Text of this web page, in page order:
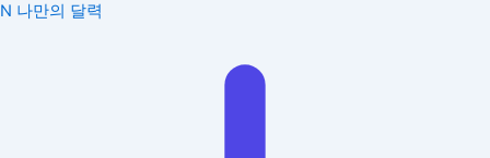
N 나만의 달력